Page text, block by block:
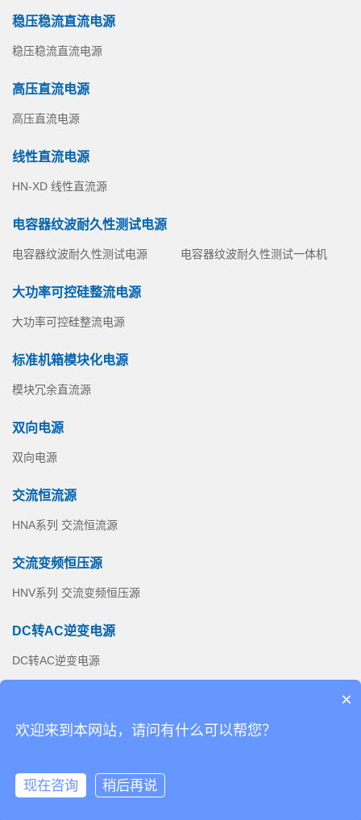
稳压稳流直流电源
稳压稳流直流电源
高压直流电源
高压直流电源
线性直流电源
HN-XD 线性直流源
电容器纹波耐久性测试电源
电容器纹波耐久性测试电源 电容器纹波耐久性测试一体机
大功率可控硅整流电源
大功率可控硅整流电源
标准机箱模块化电源
模块冗余直流源
双向电源
双向电源
交流恒流源
HNA系列 交流恒流源
交流变频恒压源
HNV系列 交流变频恒压源
DC转AC逆变电源
DC转AC逆变电源
总机：025-57791816
销售热线：025-57791826
版权所有 (©) 江苏恒诺仪器制造有限公司
×
欢迎来到本网站，请问有什么可以帮您？
现在咨询 稍后再说